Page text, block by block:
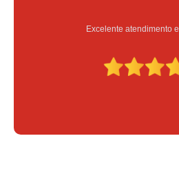
Excelente atendimento